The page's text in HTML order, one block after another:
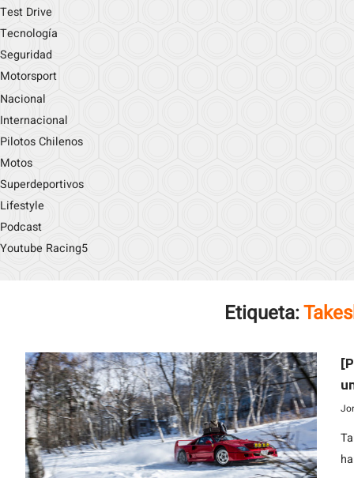
Test Drive
Tecnología
Seguridad
Motorsport
Nacional
Internacional
Pilotos Chilenos
Motos
Superdeportivos
Lifestyle
Podcast
Youtube Racing5
Etiqueta: